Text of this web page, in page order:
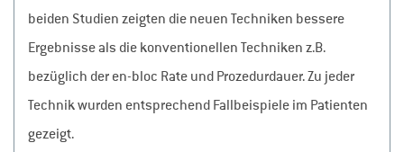
beiden Studien zeigten die neuen Techniken bessere
Ergebnisse als die konventionellen Techniken z.B.
bezüglich der en-bloc Rate und Prozedurdauer. Zu jeder
Technik wurden entsprechend Fallbeispiele im Patienten
gezeigt.